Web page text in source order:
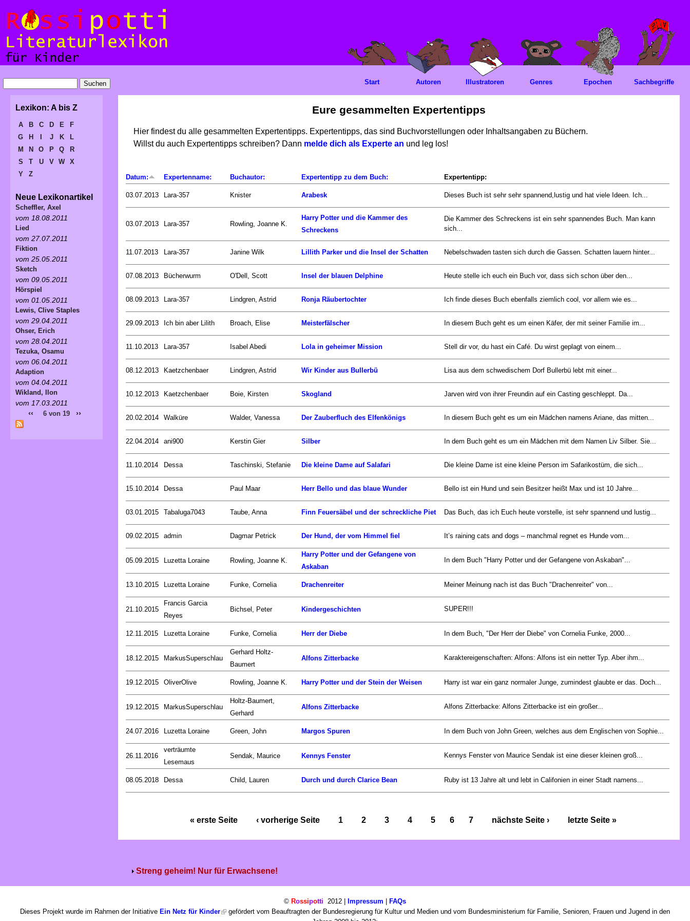
Eure gesammelten Expertentipps
Hier findest du alle gesammelten Expertentipps. Expertentipps, das sind Buchvorstellungen oder Inhaltsangaben zu Büchern.
Willst du auch Expertentipps schreiben? Dann melde dich als Experte an und leg los!
Datum: Expertenname: Buchautor: Expertentipp zu dem Buch: Expertentipp:
03.07.2013 Lara-357 Knister Arabesk Dieses Buch ist sehr sehr spannend,lustig und hat viele Ideen. Ich...
03.07.2013 Lara-357 Rowling, Joanne K.
Harry Potter und die Kammer des
Schreckens
Die Kammer des Schreckens ist ein sehr spannendes Buch. Man kann
sich...
11.07.2013 Lara-357 Janine Wilk Lillith Parker und die Insel der Schatten Nebelschwaden tasten sich durch die Gassen. Schatten lauern hinter...
07.08.2013 Bücherwurm O'Dell, Scott Insel der blauen Delphine Heute stelle ich euch ein Buch vor, dass sich schon über den...
08.09.2013 Lara-357 Lindgren, Astrid Ronja Räubertochter Ich finde dieses Buch ebenfalls ziemlich cool, vor allem wie es...
29.09.2013 Ich bin aber Lilith Broach, Elise Meisterfälscher In diesem Buch geht es um einen Käfer, der mit seiner Familie im...
11.10.2013 Lara-357 Isabel Abedi Lola in geheimer Mission Stell dir vor, du hast ein Café. Du wirst geplagt von einem...
08.12.2013 Kaetzchenbaer Lindgren, Astrid Wir Kinder aus Bullerbü Lisa aus dem schwedischem Dorf Bullerbü lebt mit einer...
10.12.2013 Kaetzchenbaer Boie, Kirsten Skogland Jarven wird von ihrer Freundin auf ein Casting geschleppt. Da...
20.02.2014 Walküre Walder, Vanessa Der Zauberfluch des Elfenkönigs In diesem Buch geht es um ein Mädchen namens Ariane, das mitten...
22.04.2014 ani900 Kerstin Gier Silber In dem Buch geht es um ein Mädchen mit dem Namen Liv Silber. Sie...
11.10.2014 Dessa Taschinski, Stefanie Die kleine Dame auf Salafari Die kleine Dame ist eine kleine Person im Safarikostüm, die sich...
15.10.2014 Dessa Paul Maar Herr Bello und das blaue Wunder Bello ist ein Hund und sein Besitzer heißt Max und ist 10 Jahre...
03.01.2015 Tabaluga7043 Taube, Anna Finn Feuersäbel und der schreckliche Piet Das Buch, das ich Euch heute vorstelle, ist sehr spannend und lustig...
09.02.2015 admin Dagmar Petrick Der Hund, der vom Himmel fiel It’s raining cats and dogs – manchmal regnet es Hunde vom...
05.09.2015 Luzetta Loraine Rowling, Joanne K.
Harry Potter und der Gefangene von
Askaban
In dem Buch "Harry Potter und der Gefangene von Askaban"...
13.10.2015 Luzetta Loraine Funke, Cornelia Drachenreiter Meiner Meinung nach ist das Buch "Drachenreiter" von...
21.10.2015
Francis Garcia
Reyes
Bichsel, Peter Kindergeschichten SUPER!!!
12.11.2015 Luzetta Loraine Funke, Cornelia Herr der Diebe In dem Buch, "Der Herr der Diebe" von Cornelia Funke, 2000...
18.12.2015 MarkusSuperschlau
Gerhard Holtz-
Baumert
Alfons Zitterbacke Karaktereigenschaften: Alfons: Alfons ist ein netter Typ. Aber ihm...
19.12.2015 OliverOlive Rowling, Joanne K. Harry Potter und der Stein der Weisen Harry ist war ein ganz normaler Junge, zumindest glaubte er das. Doch...
19.12.2015 MarkusSuperschlau
Holtz-Baumert,
Gerhard
Alfons Zitterbacke Alfons Zitterbacke: Alfons Zitterbacke ist ein großer...
24.07.2016 Luzetta Loraine Green, John Margos Spuren In dem Buch von John Green, welches aus dem Englischen von Sophie...
26.11.2016
verträumte
Lesemaus
Sendak, Maurice Kennys Fenster Kennys Fenster von Maurice Sendak ist eine dieser kleinen groß...
08.05.2018 Dessa Child, Lauren Durch und durch Clarice Bean Ruby ist 13 Jahre alt und lebt in Califonien in einer Stadt namens...
« erste Seite ‹ vorherige Seite 1 2 3 4 5 6 7 nächste Seite › letzte Seite »
Streng geheim! Nur für Erwachsene!
Start Autoren Illustratoren Genres Epochen Sachbegriffe
Lexikon: A bis Z
A B C D E
F
G
H J K
L
M
N O P Q
R
S
T U V W
X
Y
Z
Neue Lexikonartikel
Scheffler, Axel
vom 18.08.2011
Lied
vom 27.07.2011
Fiktion
vom 25.05.2011
Sketch
vom 09.05.2011
Hörspiel
vom 01.05.2011
Lewis, Clive Staples
vom 29.04.2011
Ohser, Erich
vom 28.04.2011
Tezuka, Osamu
vom 06.04.2011
Adaption
vom 04.04.2011
Wikland, Ilon
vom 17.03.2011
‹‹ 6 von 19 ››
© Rossipotti 2012 | Impressum | FAQs
Dieses Projekt wurde im Rahmen der Initiative Ein Netz für Kinder
gefördert vom Beauftragten der Bundesregierung für Kultur und Medien und vom Bundesministerium für Familie, Senioren, Frauen und Jugend in den